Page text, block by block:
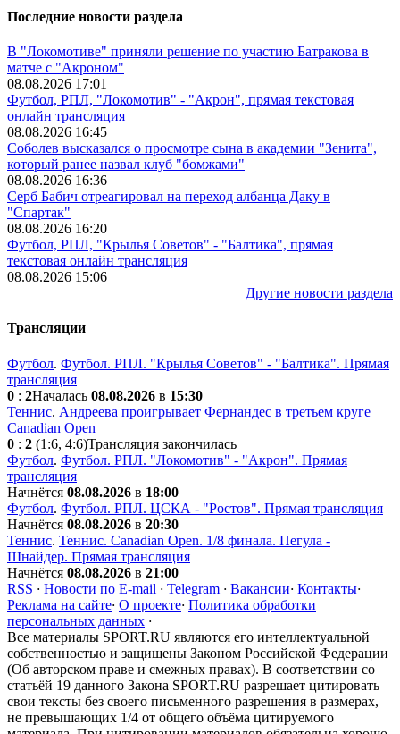
Последние новости раздела
В "Локомотиве" приняли решение по участию Батракова в
матче с "Акроном"
08.08.2026 17:01
Футбол, РПЛ, "Локомотив" - "Акрон", прямая текстовая
онлайн трансляция
08.08.2026 16:45
Соболев высказался о просмотре сына в академии "Зенита",
который ранее назвал клуб "бомжами"
08.08.2026 16:36
Серб Бабич отреагировал на переход албанца Даку в
"Спартак"
08.08.2026 16:20
Футбол, РПЛ, "Крылья Советов" - "Балтика", прямая
текстовая онлайн трансляция
08.08.2026 15:06
Другие новости раздела
Трансляции
Футбол. Футбол. РПЛ. "Крылья Советов" - "Балтика". Прямая
трансляция
0 : 2Началась 08.08.2026 в 15:30
Теннис. Андреева проигрывает Фернандес в третьем круге
Canadian Open
0 : 2 (1:6, 4:6)Трансляция закончилась
Футбол. Футбол. РПЛ. "Локомотив" - "Акрон". Прямая
трансляция
Начнётся 08.08.2026 в 18:00
Футбол. Футбол. РПЛ. ЦСКА - "Ростов". Прямая трансляция
Начнётся 08.08.2026 в 20:30
Теннис. Теннис. Canadian Open. 1/8 финала. Пегула -
Шнайдер. Прямая трансляция
Начнётся 08.08.2026 в 21:00
RSS · Новости по E-mail · Telegram · Вакансии· Контакты·
Реклама на сайте· О проекте· Политика обработки
персональных данных ·
Все материалы SPORT.RU являются его интеллектуальной
собственностью и защищены Законом Российской Федерации
(Об авторском праве и смежных правах). В соответствии со
статьёй 19 данного Закона SPORT.RU разрешает цитировать
свои тексты без своего письменного разрешения в размерах,
не превышающих 1/4 от общего объёма цитируемого